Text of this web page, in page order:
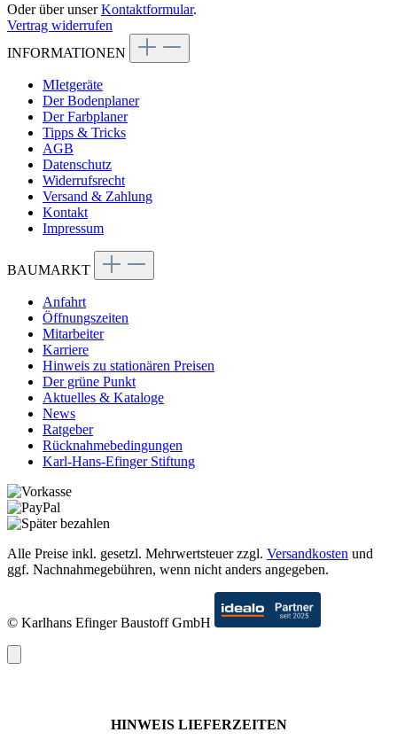
Oder über unserKontaktformular.
Vertrag widerrufen
INFORMATIONEN
MIetgeräte
Der Bodenplaner
Der Farbplaner
Tipps & Tricks
AGB
Datenschutz
Widerrufsrecht
Versand & Zahlung
Kontakt
Impressum
BAUMARKT
Anfahrt
Öffnungszeiten
Mitarbeiter
Karriere
Hinweis zu stationären Preisen
Der grüne Punkt
Aktuelles & Kataloge
News
Ratgeber
Rücknahmebedingungen
Karl-Hans-Efinger Stiftung
Alle Preise inkl. gesetzl. Mehrwertsteuer zzgl. Versandkosten und
ggf. Nachnahmegebühren, wenn nicht anders angegeben.
© Karlhans Efinger Baustoff GmbH
HINWEIS LIEFERZEITEN